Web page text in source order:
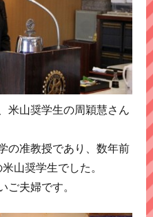
米山奨学生の周穎慧さん
の准教授であり、数年前
山奨学生でした。
夫婦です。